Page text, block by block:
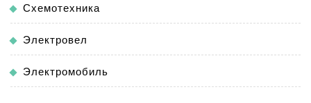
Схемотехника
Электровел
Электромобиль